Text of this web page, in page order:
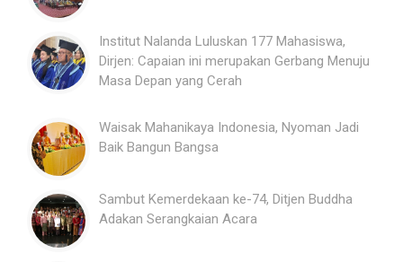
Institut Nalanda Luluskan 177 Mahasiswa,
Dirjen: Capaian ini merupakan Gerbang Menuju
Masa Depan yang Cerah
Waisak Mahanikaya Indonesia, Nyoman Jadi
Baik Bangun Bangsa
Sambut Kemerdekaan ke-74, Ditjen Buddha
Adakan Serangkaian Acara